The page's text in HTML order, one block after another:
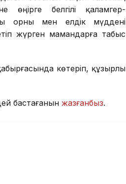
белгілі қаламгер-
орны мен елдік мүддені
жүрген мамандарға табыс
көтеріп, құзырлы
бастағанын жазғанбыз.